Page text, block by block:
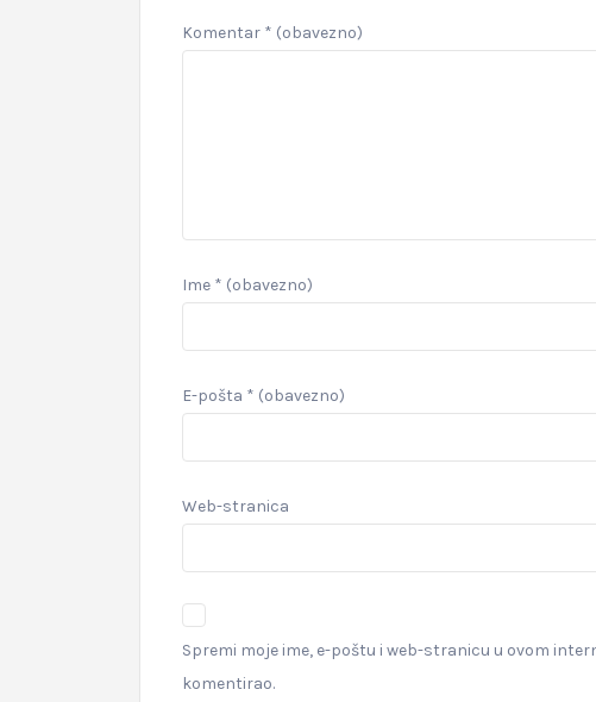
Komentar * (obavezno)
Ime * (obavezno)
E-pošta * (obavezno)
Web-stranica
Spremi moje ime, e-poštu i web-stranicu u ovom
komentirao.